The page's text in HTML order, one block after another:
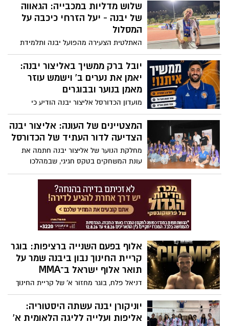
ששון מסכם את אחת העונות המוצלחות
בתולדותיו, עם הישגים קבוצתיים ואישיים
שממצבים את המועדון כאחד המובילים
שלוש מדליות במכבייה: הגאווה
של יבנה - יעל הזרחי כיכבה על
המסלול
האתלטית הצעירה מהפועל יבנה ותלמידת
קריית החינוך יצחק נבון סיימה את משחקי
המכבייה עם שתי מדליות זהב ומדליית ארד
בתחרויות גילאי U20. כעת היא כבר מכוונת
לאליפות ישראל לבוגרות שתתקיים בהמשך
החודש
יובל ברק ממשיך באליצור יבנה:
יאמן את נערים ב' וישמש עוזר
מאמן בנוער ובבוגרים
מועדון הכדורסל אליצור יבנה הודיע כי
המאמן יובל ברק ימשיך לעונה שלישית
במועדון, וימלא שלושה תפקידים מקצועיים
במערך הקבוצות בעונת 2026/27
המצטיינים של העונה: אליצור יבנה
הצדיעה לדור העתיד של הכדורסל
מחלקת הנוער של אליצור יבנה חתמה את
עונת המשחקים בטקס חגיגי, שבמהלכו
הוענקו גביעים ותעודות הוקרה לשחקנים
ולשחקניות שהצטיינו לאורך השנה. מדובר
באחת העונות המוצלחות בשנים האחרונות.
עונת 2025/26 הסתיימה עם *ארבע עליות ליגה,
שלוש אליפויות* ושורת הישגים מרשימים בכל
שכבות הגיל, עדות לעבודה המקצועית,
השנים
אלוף בפעם השנייה ברציפות: בוגר
קריית החינוך נבון ביבנה שמר על
תואר אלוף ישראל ב־MMA
דניאל פלח, בוגר מחזור א' של קריית החינוך
ע"ש יצחק נבון, המשיך את רצף ההצלחות
כשזכה גם השנה באליפות ישראל באמנויות
לחימה משולבות בקטגוריית עד 70 ק"ג לגילאי
יוניקורן יבנה עשתה היסטוריה:
אליפות ועלייה לליגה הלאומית א'